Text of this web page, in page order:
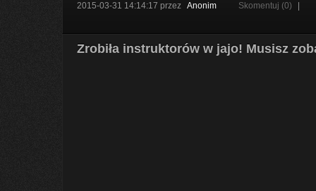
2015-03-31 14:14:17 przez Anonim Skomentuj (0)
Zrobiła instruktorów w jajo! Musisz